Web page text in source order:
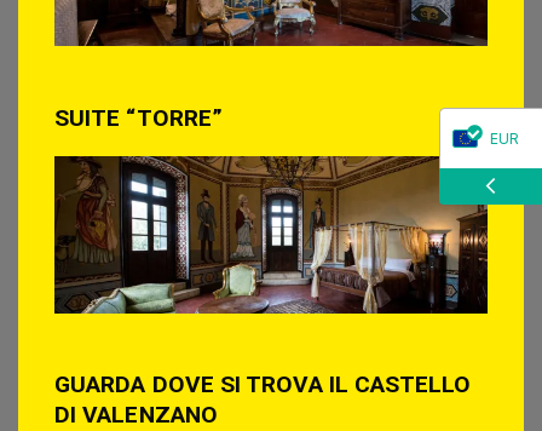
SUITE “TORRE”
GUARDA DOVE SI TROVA IL CASTELLO
DI VALENZANO
EUR
CHF